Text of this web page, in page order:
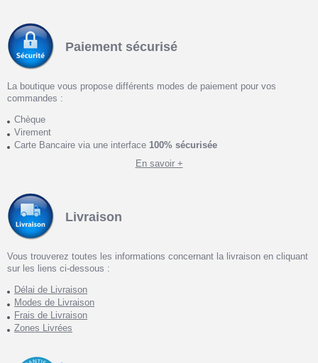
Paiement sécurisé
La boutique vous propose différents modes de paiement pour vos
commandes :
Chèque
Virement
Carte Bancaire via une interface 100% sécurisée
En savoir +
Livraison
Vous trouverez toutes les informations concernant la livraison en cliquant
sur les liens ci-dessous :
Délai de Livraison
Modes de Livraison
Frais de Livraison
Zones Livrées